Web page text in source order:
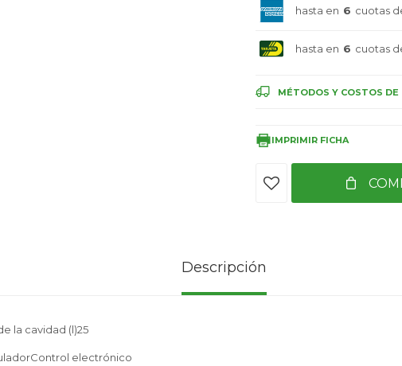
hasta en 6 cuotas
hasta en 6 cuotas
MÉTODOS Y COSTOS DE
IMPRIMIR FICHA
Descripción
la cavidad (l)25
electrónico